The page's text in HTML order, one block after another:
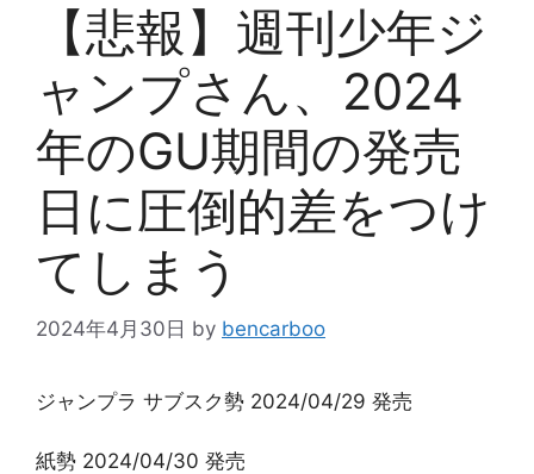
キ
ッ
プ
ュ
【悲報】週刊少年ジ
ャンプさん、2024
年のGU期間の発売
日に圧倒的差をつけ
てしまう
2024年4月30日 by bencarboo
ジャンプラ サブスク勢 2024/04/29 発売
紙勢 2024/04/30 発売